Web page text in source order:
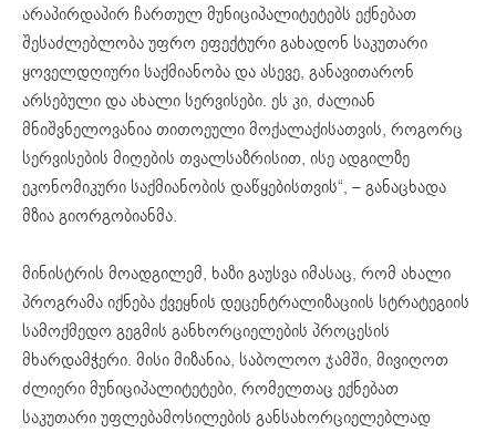
არაპირდაპირ ჩართულ მუნიციპალიტეტებს ექნებათ
შესაძლებლობა უფრო ეფექტური გახადონ საკუთარი
ყოველდღიური საქმიანობა და ასევე, განავითარონ
არსებული და ახალი სერვისები. ეს კი, ძალიან
მნიშვნელოვანია თითოეული მოქალაქისათვის, როგორც
სერვისების მიღების თვალსაზრისით, ისე ადგილზე
ეკონომიკური საქმიანობის დაწყებისთვის“, – განაცხადა
მზია გიორგობიანმა.
მინისტრის მოადგილემ, ხაზი გაუსვა იმასაც, რომ ახალი
პროგრამა იქნება ქვეყნის დეცენტრალიზაციის სტრატეგიის
სამოქმედო გეგმის განხორციელების პროცესის
მხარდამჭერი. მისი მიზანია, საბოლოო ჯამში, მივიღოთ
ძლიერი მუნიციპალიტეტები, რომელთაც ექნებათ
საკუთარი უფლებამოსილების განსახორციელებლად